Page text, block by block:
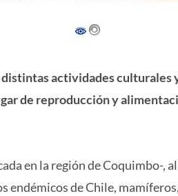
distintas actividades
de reproducción y
en la región de Coquimbo-,
endémicos de Chile,